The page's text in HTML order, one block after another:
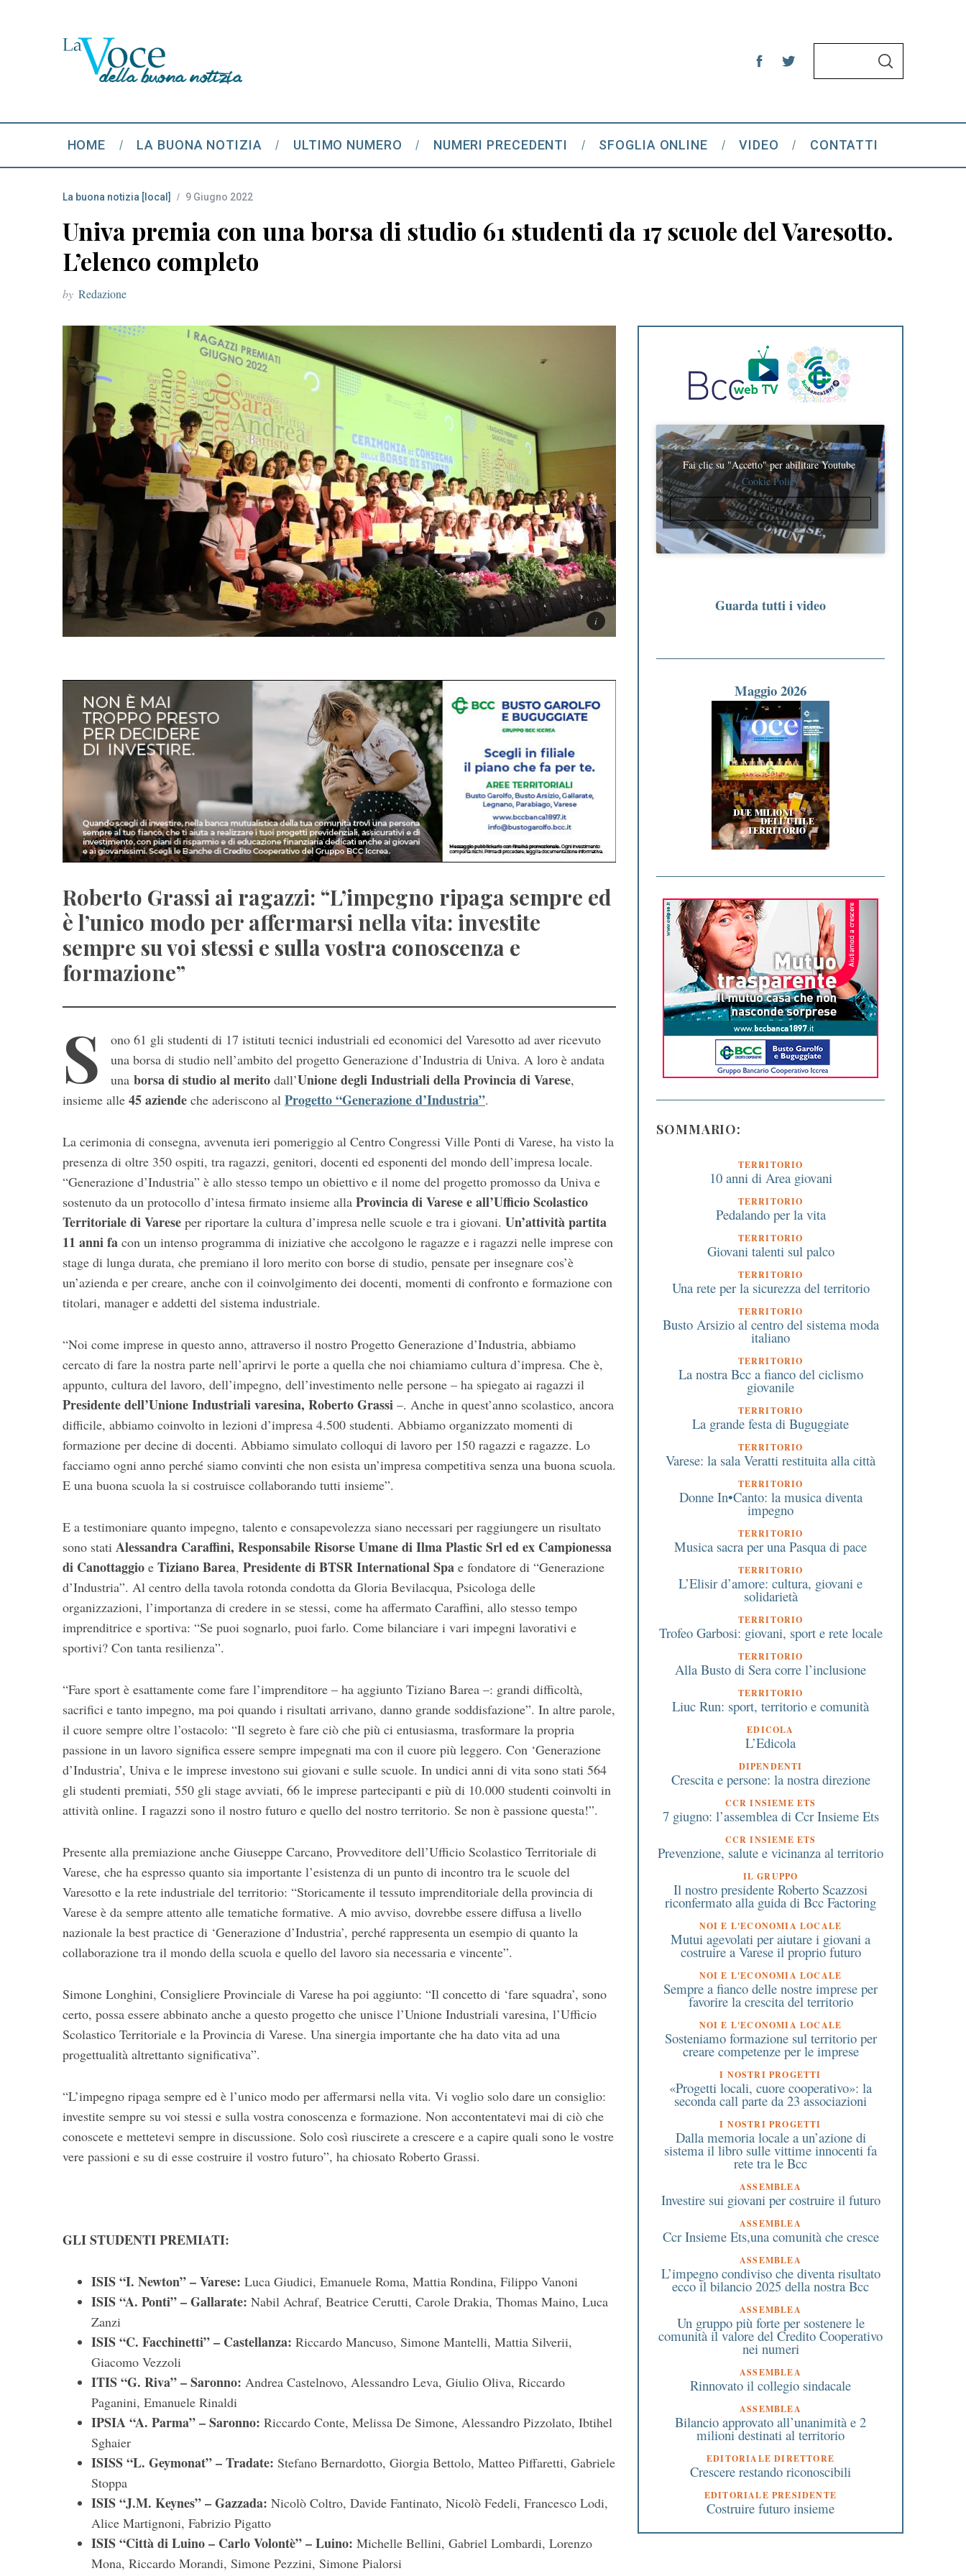
h
f
:
S
HOME LA BUONA NOTIZIA ULTIMO NUMERO NUMERI PRECEDENTI SFOGLIA ONLINE VIDEO CONTATTI
La buona notizia [local] 9 Giugno 2022
Univa premia con una borsa di studio 61 studenti da 17 scuole del Varesotto.
L’elenco completo
by Redazione
Roberto Grassi ai ragazzi: “L’impegno ripaga sempre ed
è l’unico modo per affermarsi nella vita: investite
sempre su voi stessi e sulla vostra conoscenza e
formazione”
S
ono 61 gli studenti di 17 istituti tecnici industriali ed economici del Varesotto ad aver ricevuto
una borsa di studio nell’ambito del progetto Generazione d’Industria di Univa. A loro è andata
una borsa di studio al merito dall’Unione degli Industriali della Provincia di Varese,
insieme alle 45 aziende che aderiscono al Progetto “Generazione d’Industria”.
La cerimonia di consegna, avvenuta ieri pomeriggio al Centro Congressi Ville Ponti di Varese, ha visto la
presenza di oltre 350 ospiti, tra ragazzi, genitori, docenti ed esponenti del mondo dell’impresa locale.
“Generazione d’Industria” è allo stesso tempo un obiettivo e il nome del progetto promosso da Univa e
sostenuto da un protocollo d’intesa firmato insieme alla Provincia di Varese e all’Ufficio Scolastico
Territoriale di Varese per riportare la cultura d’impresa nelle scuole e tra i giovani. Un’attività partita
11 anni fa con un intenso programma di iniziative che accolgono le ragazze e i ragazzi nelle imprese con
stage di lunga durata, che premiano il loro merito con borse di studio, pensate per insegnare cos’è
un’azienda e per creare, anche con il coinvolgimento dei docenti, momenti di confronto e formazione con
titolari, manager e addetti del sistema industriale.
“Noi come imprese in questo anno, attraverso il nostro Progetto Generazione d’Industria, abbiamo
cercato di fare la nostra parte nell’aprirvi le porte a quella che noi chiamiamo cultura d’impresa. Che è,
appunto, cultura del lavoro, dell’impegno, dell’investimento nelle persone – ha spiegato ai ragazzi il
Presidente dell’Unione Industriali varesina, Roberto Grassi –. Anche in quest’anno scolastico, ancora
difficile, abbiamo coinvolto in lezioni d’impresa 4.500 studenti. Abbiamo organizzato momenti di
formazione per decine di docenti. Abbiamo simulato colloqui di lavoro per 150 ragazzi e ragazze. Lo
facciamo ogni anno perché siamo convinti che non esista un’impresa competitiva senza una buona scuola.
E una buona scuola la si costruisce collaborando tutti insieme”.
E a testimoniare quanto impegno, talento e consapevolezza siano necessari per raggiungere un risultato
sono stati Alessandra Caraffini, Responsabile Risorse Umane di Ilma Plastic Srled ex Campionessa
di Canottaggio e Tiziano Barea, Presidente di BTSR International Spa e fondatore di “Generazione
d’Industria”. Al centro della tavola rotonda condotta da Gloria Bevilacqua, Psicologa delle
organizzazioni, l’importanza di credere in se stessi, come ha affermato Caraffini, allo stesso tempo
imprenditrice e sportiva: “Se puoi sognarlo, puoi farlo. Come bilanciare i vari impegni lavorativi e
sportivi? Con tanta resilienza”.
“Fare sport è esattamente come fare l’imprenditore – ha aggiunto Tiziano Barea –: grandi difficoltà,
sacrifici e tanto impegno, ma poi quando i risultati arrivano, danno grande soddisfazione”. In altre parole,
il cuore sempre oltre l’ostacolo: “Il segreto è fare ciò che più ci entusiasma, trasformare la propria
passione in un lavoro significa essere sempre impegnati ma con il cuore più leggero. Con ‘Generazione
d’Industria’, Univa e le imprese investono sui giovani e sulle scuole. In undici anni di vita sono stati 564
gli studenti premiati, 550 gli stage avviati, 66 le imprese partecipanti e più di 10.000 studenti coinvolti in
attività online. I ragazzi sono il nostro futuro e quello del nostro territorio. Se non è passione questa!”.
Presente alla premiazione anche Giuseppe Carcano, Provveditore dell’Ufficio Scolastico Territoriale di
Varese, che ha espresso quanto sia importante l’esistenza di un punto di incontro tra le scuole del
Varesotto e la rete industriale del territorio: “Storicamente il tessuto imprenditoriale della provincia di
Varese è da sempre attento alle tematiche formative. A mio avviso, dovrebbe essere diffusa a livello
nazionale la best practice di ‘Generazione d’Industria’, perché rappresenta un esempio di quanto la
collaborazione tra il mondo della scuola e quello del lavoro sia necessaria e vincente”.
Simone Longhini, Consigliere Provinciale di Varese ha poi aggiunto: “Il concetto di ‘fare squadra’, sono
certo, possa essere abbinato anche a questo progetto che unisce l’Unione Industriali varesina, l’Ufficio
Scolastico Territoriale e la Provincia di Varese. Una sinergia importante che ha dato vita ad una
progettualità altrettanto significativa”.
“L’impegno ripaga sempre ed è l’unico modo per affermarsi nella vita. Vi voglio solo dare un consiglio:
investite sempre su voi stessi e sulla vostra conoscenza e formazione. Non accontentatevi mai di ciò che
conoscete e mettetevi sempre in discussione. Solo così riuscirete a crescere e a capire quali sono le vostre
vere passioni e su di esse costruire il vostro futuro”, ha chiosato Roberto Grassi.
GLI STUDENTI PREMIATI:
ISIS “I. Newton” – Varese: Luca Giudici, Emanuele Roma, Mattia Rondina, Filippo Vanoni
ISIS “A. Ponti” – Gallarate: Nabil Achraf, Beatrice Cerutti, Carole Drakia, Thomas Maino, Luca
Zanzi
ISIS “C. Facchinetti” – Castellanza: Riccardo Mancuso, Simone Mantelli, Mattia Silverii,
Giacomo Vezzoli
ITIS “G. Riva” – Saronno: Andrea Castelnovo, Alessandro Leva, Giulio Oliva, Riccardo
Paganini, Emanuele Rinaldi
IPSIA “A. Parma” – Saronno: Riccardo Conte, Melissa De Simone, Alessandro Pizzolato, Ibtihel
Sghaier
ISISS “L. Geymonat” – Tradate: Stefano Bernardotto, Giorgia Bettolo, Matteo Piffaretti, Gabriele
Stoppa
ISIS “J.M. Keynes” – Gazzada: Nicolò Coltro, Davide Fantinato, Nicolò Fedeli, Francesco Lodi,
Alice Martignoni, Fabrizio Pigatto
ISIS “Città di Luino – Carlo Volontè” – Luino: Michelle Bellini, Gabriel Lombardi, Lorenzo
Mona, Riccardo Morandi, Simone Pezzini, Simone Pialorsi
Fai clic su "Accetto" per abilitare Youtube
Cookie Policy
ACCETTO
Guarda tutti i video
Maggio 2026
SOMMARIO:
TERRITORIO
10 anni di Area giovani
TERRITORIO
Pedalando per la vita
TERRITORIO
Giovani talenti sul palco
TERRITORIO
Una rete per la sicurezza del territorio
TERRITORIO
Busto Arsizio al centro del sistema moda
italiano
TERRITORIO
La nostra Bcc a fianco del ciclismo
giovanile
TERRITORIO
La grande festa di Buguggiate
TERRITORIO
Varese: la sala Veratti restituita alla città
TERRITORIO
Donne In•Canto: la musica diventa
impegno
TERRITORIO
Musica sacra per una Pasqua di pace
TERRITORIO
L’Elisir d’amore: cultura, giovani e
solidarietà
TERRITORIO
Trofeo Garbosi: giovani, sport e rete locale
TERRITORIO
Alla Busto di Sera corre l’inclusione
TERRITORIO
Liuc Run: sport, territorio e comunità
EDICOLA
L’Edicola
DIPENDENTI
Crescita e persone: la nostra direzione
CCR INSIEME ETS
7 giugno: l’assemblea di Ccr Insieme Ets
CCR INSIEME ETS
Prevenzione, salute e vicinanza al territorio
IL GRUPPO
Il nostro presidente Roberto Scazzosi
riconfermato alla guida di Bcc Factoring
NOI E L'ECONOMIA LOCALE
Mutui agevolati per aiutare i giovani a
costruire a Varese il proprio futuro
NOI E L'ECONOMIA LOCALE
Sempre a fianco delle nostre imprese per
favorire la crescita del territorio
NOI E L'ECONOMIA LOCALE
Sosteniamo formazione sul territorio per
creare competenze per le imprese
I NOSTRI PROGETTI
«Progetti locali, cuore cooperativo»: la
seconda call parte da 23 associazioni
I NOSTRI PROGETTI
Dalla memoria locale a un’azione di
sistema il libro sulle vittime innocenti fa
rete tra le Bcc
ASSEMBLEA
Investire sui giovani per costruire il futuro
ASSEMBLEA
Ccr Insieme Ets,una comunità che cresce
ASSEMBLEA
L’impegno condiviso che diventa risultato
ecco il bilancio 2025 della nostra Bcc
ASSEMBLEA
Un gruppo più forte per sostenere le
comunità il valore del Credito Cooperativo
nei numeri
ASSEMBLEA
Rinnovato il collegio sindacale
ASSEMBLEA
Bilancio approvato all’unanimità e 2
milioni destinati al territorio
EDITORIALE DIRETTORE
Crescere restando riconoscibili
EDITORIALE PRESIDENTE
Costruire futuro insieme
a
r
c
h
o
r